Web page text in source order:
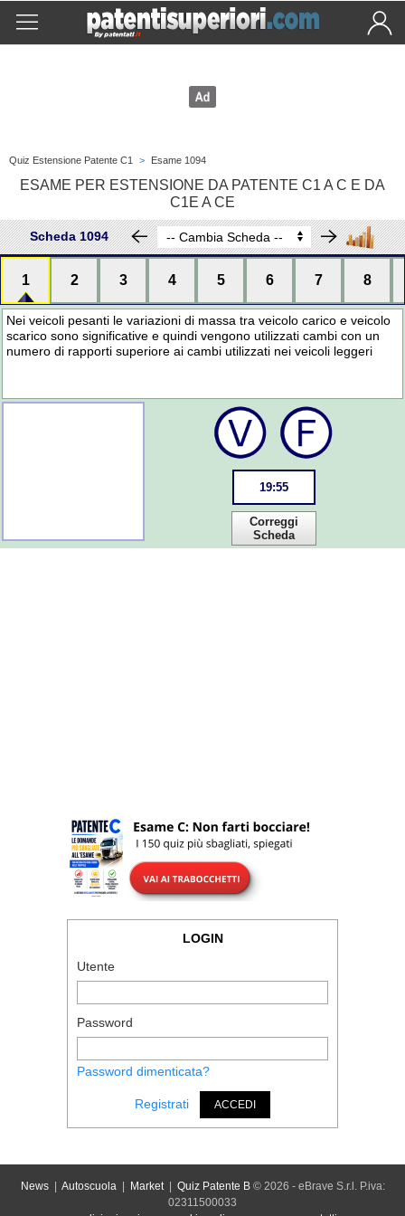
Quiz Estensione Patente C1 > Esame 1094
ESAME PER ESTENSIONE DA PATENTE C1 A C E DA
C1E A CE
Scheda 1094
1 2 3 4 5 6 7 8
Nei veicoli pesanti le variazioni di massa tra veicolo carico e veicolo
scarico sono significative e quindi vengono utilizzati cambi con un
numero di rapporti superiore ai cambi utilizzati nei veicoli leggeri
19:55
Correggi
Scheda
LOGIN
Utente
Password
Password dimenticata?
Registrati ACCEDI
News| Autoscuola| Market| Quiz Patente B© 2026 - eBrave S.r.l. P.iva:
02311500033